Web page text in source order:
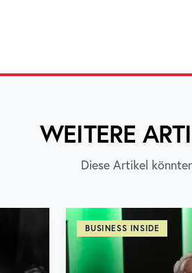
WEITERE
Diese Artikel
BUSINESS INSIDE